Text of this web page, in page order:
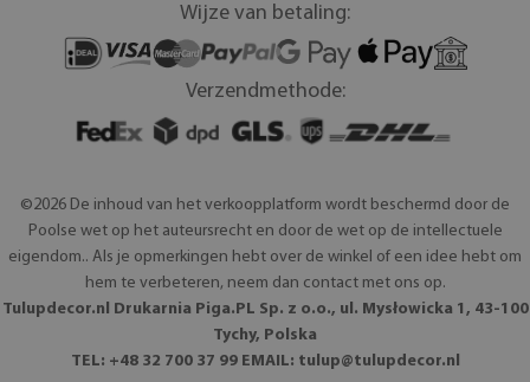
Wijze van betaling:
Verzendmethode:
©2026 De inhoud van het verkoopplatform wordt beschermd door de
Poolse wet op het auteursrecht en door de wet op de intellectuele
eigendom.. Als je opmerkingen hebt over de winkel of een idee hebt om
hem te verbeteren, neem dan contact met ons op.
Tulupdecor.nl Drukarnia Piga.PL Sp. z o.o., ul. Mysłowicka 1, 43-100
Tychy, Polska
TEL: +48 32 700 37 99 EMAIL: tulup@tulupdecor.nl